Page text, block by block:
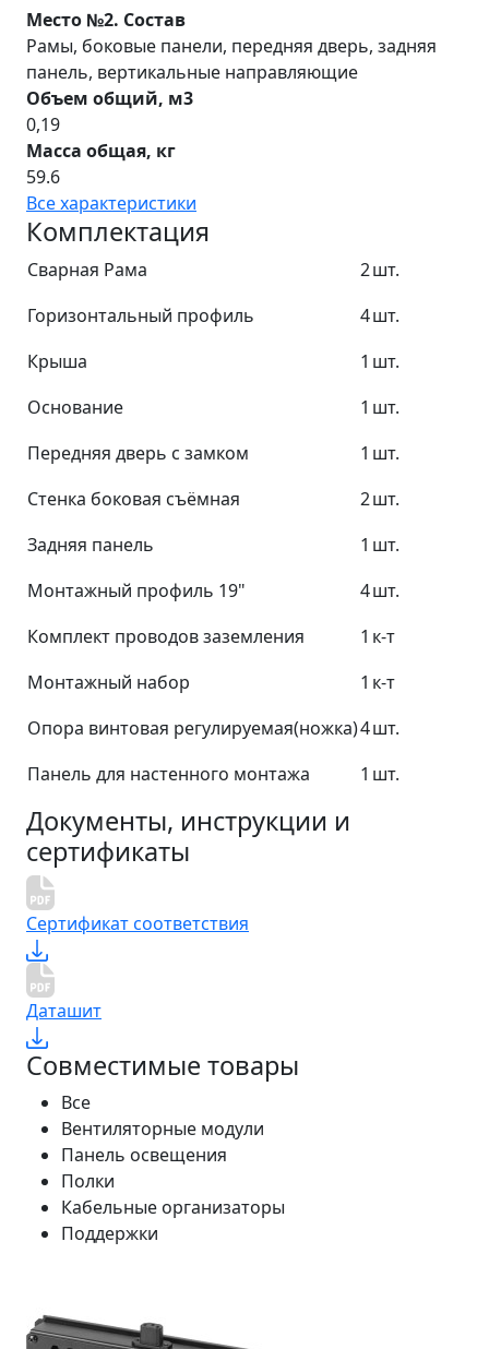
Место №2. Состав
Рамы, боковые панели, передняя дверь, задняя
панель, вертикальные направляющие
Объем общий, м3
0,19
Масса общая, кг
59.6
Все характеристики
Комплектация
Сварная Рама 2шт.
Горизонтальный профиль
4шт.
Крыша
1 шт.
Основание
1 шт.
Передняя дверь с замком
1 шт.
Стенка боковая съёмная
2шт.
Задняя панель
1 шт.
Монтажный профиль 19"
4шт.
Комплект проводов заземления
1 к-т
Монтажный набор
1 к-т
Опора винтовая регулируемая(ножка)4шт.
Панель для настенного монтажа
1 шт.
Документы, инструкции и
сертификаты
Сертификат соответствия
Даташит
Совместимые товары
Все
Вентиляторные модули
Панель освещения
Полки
Кабельные организаторы
Поддержки